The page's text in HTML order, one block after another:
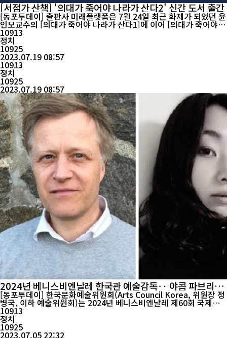
[서점가 산책] '의대가 죽어야 나라가 산다2' 신간 도서 출간
[동포투데이] 출판사 미래플랫폼은 7월 24일 최근 화제가 되었던 윤
인모교수의 [의대가 죽어야 나라가 산다1]에 이어 [의대가 죽어야
나라가 산다2]을 출간했다. [의대가 죽어야 나라가 산다2] 는 지금
봉착한 한국 의료문제의 모든 원인을 제대로 고찰하고. 당장 실행할
수 있는 명확한 해결책을 제공하며, 알기 쉽게 그림으로 구체적인 의
10913
정치
10925
2023.07.19 08:57
10913
정치
10925
2023.07.19 08:57
2024년 베니스비엔날레 한국관 예술감독‥ 야콥 파브리시
우스 & 이설희 선정
[동포투데이] 한국문화예술위원회(Arts Council Korea, 위원장 정
병국, 이하 예술위원회)는 2024년 베니스비엔날레 제60회 국제미
술전 한국관 전시를 총괄할 예술 감독으로 야콥 파브리시우스 덴마
크 아트 허브 코펜하겐 관장과 이설희 덴마크 쿤스트할 오르후스 큐
레이터를 선정하였다. 이는 1995년 한국관을 개관한 이래 국제미술
전에서 공동예술감독으로 전시를 준비하는 첫 사 례가 될 예정...
10913
정치
10925
2023.07.05 22:32